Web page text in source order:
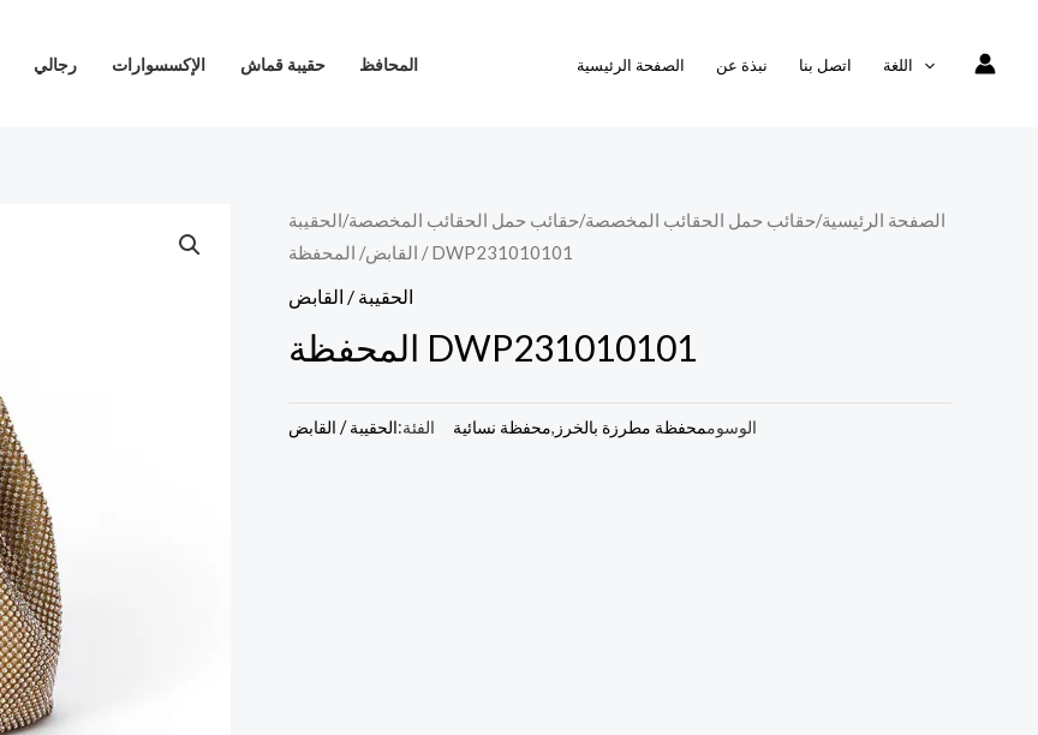
رجالي الإكسسوارات حقيبة قماش المحافظ الصفحة الرئيسية نبذة عن اتصل بنا اللغة
الصفحة الرئيسية/حقائب حمل الحقائب المخصصة/حقائب حمل الحقائب المخصصة/الحقيبة
/ القابض/ المحفظة DWP231010101
الحقيبة / القابض
المحفظة DWP231010101
الفئة:الحقيبة / القابض الوسوممحفظة مطرزة بالخرز ,محفظة نسائية